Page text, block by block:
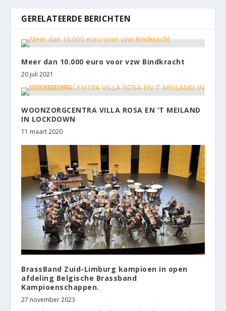
GERELATEERDE BERICHTEN
Meer dan 10.000 euro voor vzw Bindkracht
20 juli 2021
WOONZORGCENTRA VILLA ROSA EN ’T MEILAND
IN LOCKDOWN
11 maart 2020
BrassBand Zuid-Limburg kampioen in open
afdeling Belgische Brassband
Kampioenschappen.
27 november 2023